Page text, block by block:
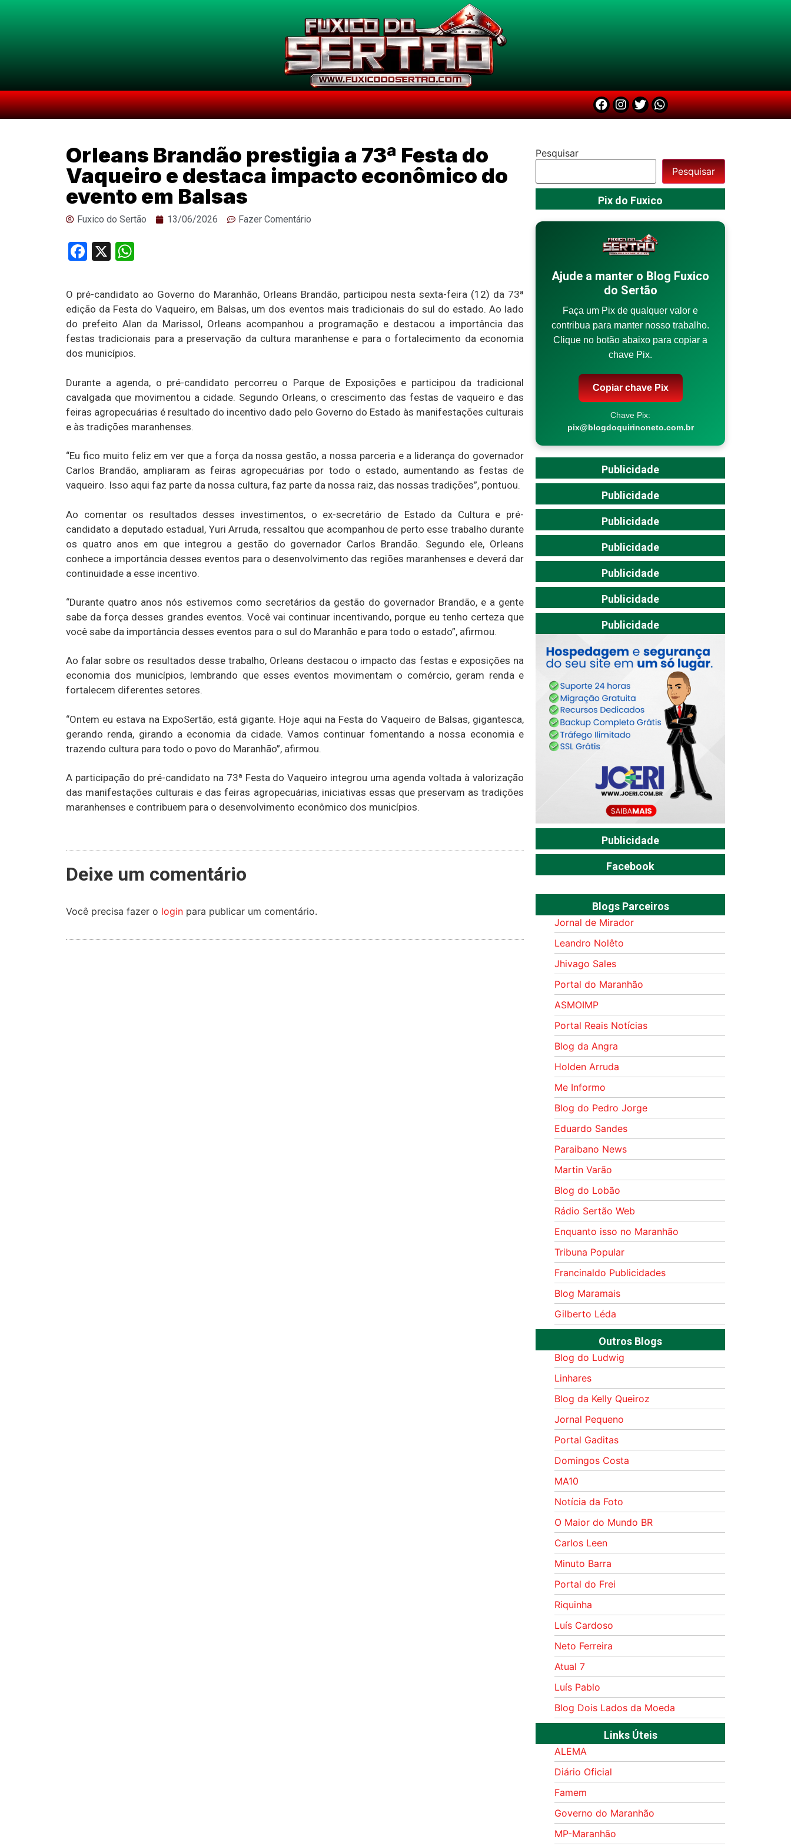
Orleans Brandão prestigia a 73ª Festa do
Vaqueiro e destaca impacto econômico do
evento em Balsas
Fuxico do Sertão 13/06/2026 Fazer Comentário
Facebook
X
O pré-candidato ao Governo do Maranhão, Orleans Brandão, participou nesta sexta-feira (12) da 73ª
edição da Festa do Vaqueiro, em Balsas, um dos eventos mais tradicionais do sul do estado. Ao lado
do prefeito Alan da Marissol, Orleans acompanhou a programação e destacou a importância das
festas tradicionais para a preservação da cultura maranhense e para o fortalecimento da economia
dos municípios.
Durante a agenda, o pré-candidato percorreu o Parque de Exposições e participou da tradicional
cavalgada que movimentou a cidade. Segundo Orleans, o crescimento das festas de vaqueiro e das
feiras agropecuárias é resultado do incentivo dado pelo Governo do Estado às manifestações culturais
e às tradições maranhenses.
“Eu fico muito feliz em ver que a força da nossa gestão, a nossa parceria e a liderança do governador
Carlos Brandão, ampliaram as feiras agropecuárias por todo o estado, aumentando as festas de
vaqueiro. Isso aqui faz parte da nossa cultura, faz parte da nossa raiz, das nossas tradições”, pontuou.
Ao comentar os resultados desses investimentos, o ex-secretário de Estado da Cultura e pré-
candidato a deputado estadual, Yuri Arruda, ressaltou que acompanhou de perto esse trabalho durante
os quatro anos em que integrou a gestão do governador Carlos Brandão. Segundo ele, Orleans
conhece a importância desses eventos para o desenvolvimento das regiões maranhenses e deverá dar
continuidade a esse incentivo.
“Durante quatro anos nós estivemos como secretários da gestão do governador Brandão, e a gente
sabe da força desses grandes eventos. Você vai continuar incentivando, porque eu tenho certeza que
você sabe da importância desses eventos para o sul do Maranhão e para todo o estado”, afirmou.
Ao falar sobre os resultados desse trabalho, Orleans destacou o impacto das festas e exposições na
economia dos municípios, lembrando que esses eventos movimentam o comércio, geram renda e
fortalecem diferentes setores.
“Ontem eu estava na ExpoSertão, está gigante. Hoje aqui na Festa do Vaqueiro de Balsas, gigantesca,
gerando renda, girando a economia da cidade. Vamos continuar fomentando a nossa economia e
trazendo cultura para todo o povo do Maranhão”, afirmou.
A participação do pré-candidato na 73ª Festa do Vaqueiro integrou uma agenda voltada à valorização
das manifestações culturais e das feiras agropecuárias, iniciativas essas que preservam as tradições
maranhenses e contribuem para o desenvolvimento econômico dos municípios.
Deixe um comentário
Você precisa fazer o login para publicar um comentário.
Pesquisar
Pesquisar
Pix do Fuxico
Ajude a manter o Blog Fuxico
do Sertão
Faça um Pix de qualquer valor e
contribua para manter nosso trabalho.
Clique no botão abaixo para copiar a
chave Pix.
Copiar chave Pix
Chave Pix:
pix@blogdoquirinoneto.com.br
Publicidade
Publicidade
Publicidade
Publicidade
Publicidade
Publicidade
Publicidade
Publicidade
Facebook
Blogs Parceiros
Jornal de Mirador
Leandro Nolêto
Jhivago Sales
Portal do Maranhão
ASMOIMP
Portal Reais Notí­cias
Blog da Angra
Holden Arruda
Me Informo
Blog do Pedro Jorge
Eduardo Sandes
Paraibano News
Martin Varão
Blog do Lobão
Rádio Sertão Web
Enquanto isso no Maranhão
Tribuna Popular
Francinaldo Publicidades
Blog Maramais
Gilberto Léda
Outros Blogs
Blog do Ludwig
Linhares
Blog da Kelly Queiroz
Jornal Pequeno
Portal Gaditas
Domingos Costa
MA10
Notícia da Foto
O Maior do Mundo BR
Carlos Leen
Minuto Barra
Portal do Frei
Riquinha
Luís Cardoso
Neto Ferreira
Atual 7
Luís Pablo
Blog Dois Lados da Moeda
Links Úteis
ALEMA
Diário Oficial
Famem
Governo do Maranhão
MP-Maranhão